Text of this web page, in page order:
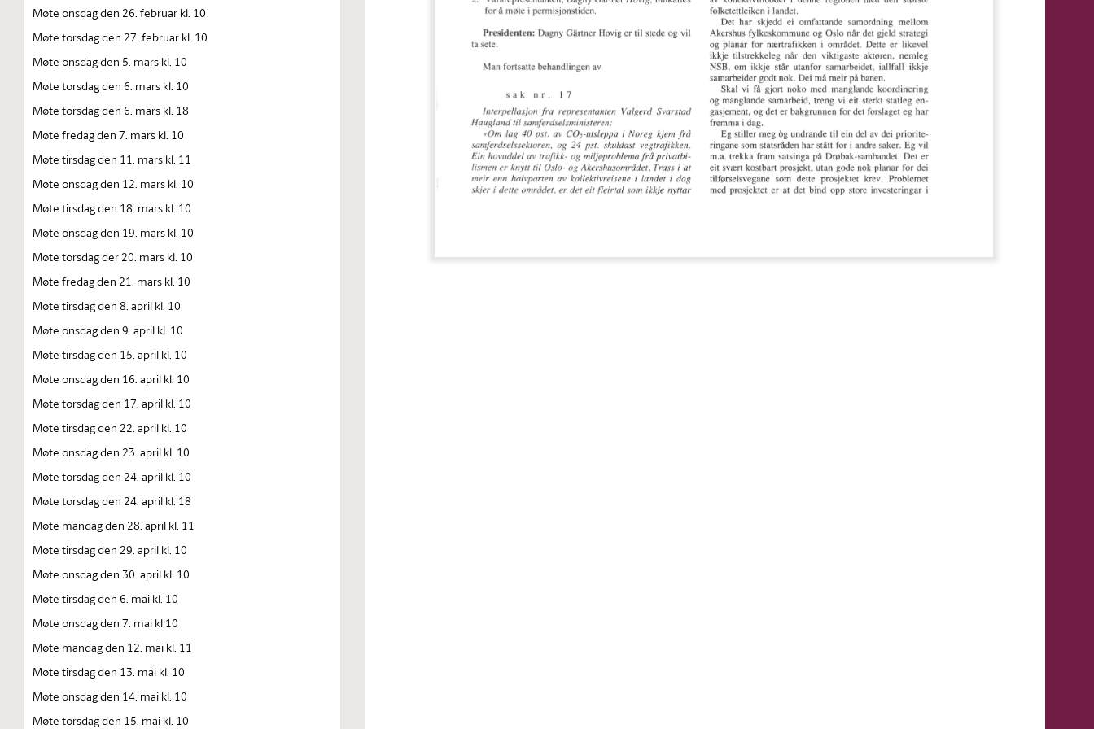
Møte onsdag den 26. februar kl. 10
Møte torsdag den 27. februar kl. 10
Møte onsdag den 5. mars kl. 10
Møte torsdag den 6. mars kl. 10
Møte torsdag den 6. mars kl. 18
Møte fredag den 7. mars kl. 10
Møte tirsdag den 11. mars kl. 11
Møte onsdag den 12. mars kl. 10
Møte tirsdag den 18. mars kl. 10
Møte onsdag den 19. mars kl. 10
Møte torsdag der 20. mars kl. 10
Møte fredag den 21. mars kl. 10
Møte tirsdag den 8. april kl. 10
Møte onsdag den 9. april kl. 10
Møte tirsdag den 15. april kl. 10
Møte onsdag den 16. april kl. 10
Møte torsdag den 17. april kl. 10
Møte tirsdag den 22. april kl. 10
Møte onsdag den 23. april kl. 10
Møte torsdag den 24. april kl. 10
Møte torsdag den 24. april kl. 18
Møte mandag den 28. april kl. 11
Møte tirsdag den 29. april kl. 10
Møte onsdag den 30. april kl. 10
Møte tirsdag den 6. mai kl. 10
Møte onsdag den 7. mai kl 10
Møte mandag den 12. mai kl. 11
Møte tirsdag den 13. mai kl. 10
Møte onsdag den 14. mai kl. 10
Møte torsdag den 15. mai kl. 10